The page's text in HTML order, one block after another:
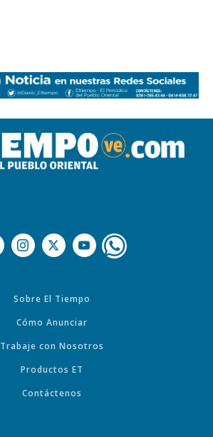
Sobre El Tiempo
Cómo Anunciar
Trabaje con Nosotros
Productos ET
Contáctenos